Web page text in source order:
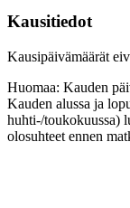
Kausitiedot
Kausipäivämäärät
Huomaa: Kauden
Kauden alussa ja
huhti-/toukokuussa)
olosuhteet ennen